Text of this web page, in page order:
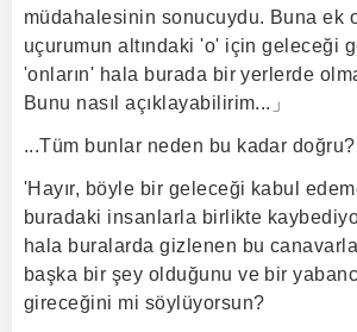
müdahalesinin sonucuydu. Buna ek
uçurumun altındaki 'o' için geleceği
'onların' hala burada bir yerlerde
Bunu nasıl açıklayabilirim...」
...Tüm bunlar neden bu kadar doğru?
'Hayır, böyle bir geleceği kabul
buradaki insanlarla birlikte
hala buralarda gizlenen bu
başka bir şey olduğunu ve bir
gireceğini mi söylüyorsun?